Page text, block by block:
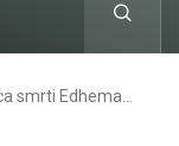
smrti Edhema…